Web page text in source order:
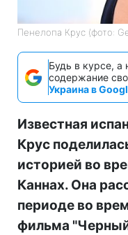
Пенелопа Крус (фото:
Будь в курсе, а
содержание
Украина в
Известная
Крус
историей во
Каннах. Она
периоде во
фильма